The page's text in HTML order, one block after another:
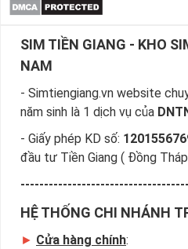
SIM TIỀN GIANG - KHO
NAM
- Simtiengiang.vn website
năm sinh là 1 dịch vụ của
- Giấy phép KD số:
đầu tư Tiền Giang ( Đồng
HỆ THỐNG CHI NHÁNH
► Cửa hàng chính: